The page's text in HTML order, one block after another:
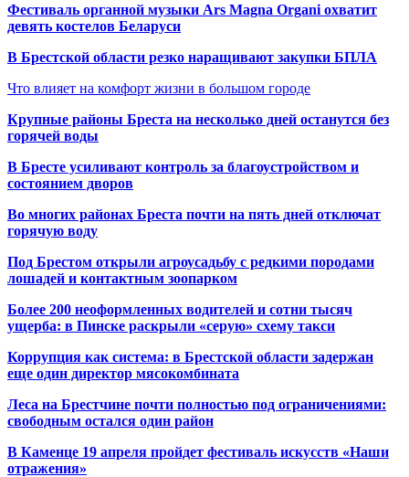
Фестиваль органной музыки Ars Magna Organi охватит
девять костелов Беларуси
В Брестской области резко наращивают закупки БПЛА
Что влияет на комфорт жизни в большом городе
Крупные районы Бреста на несколько дней останутся без
горячей воды
В Бресте усиливают контроль за благоустройством и
состоянием дворов
Во многих районах Бреста почти на пять дней отключат
горячую воду
Под Брестом открыли агроусадьбу с редкими породами
лошадей и контактным зоопарком
Более 200 неоформленных водителей и сотни тысяч
ущерба: в Пинске раскрыли «серую» схему такси
Коррупция как система: в Брестской области задержан
еще один директор мясокомбината
Леса на Брестчине почти полностью под ограничениями:
свободным остался один район
В Каменце 19 апреля пройдет фестиваль искусств «Наши
отражения»